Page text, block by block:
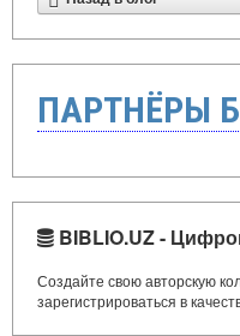
ПАРТНЁРЫ
BIBLIO.UZ -
Создайте свою авторскую
зарегистрироваться в